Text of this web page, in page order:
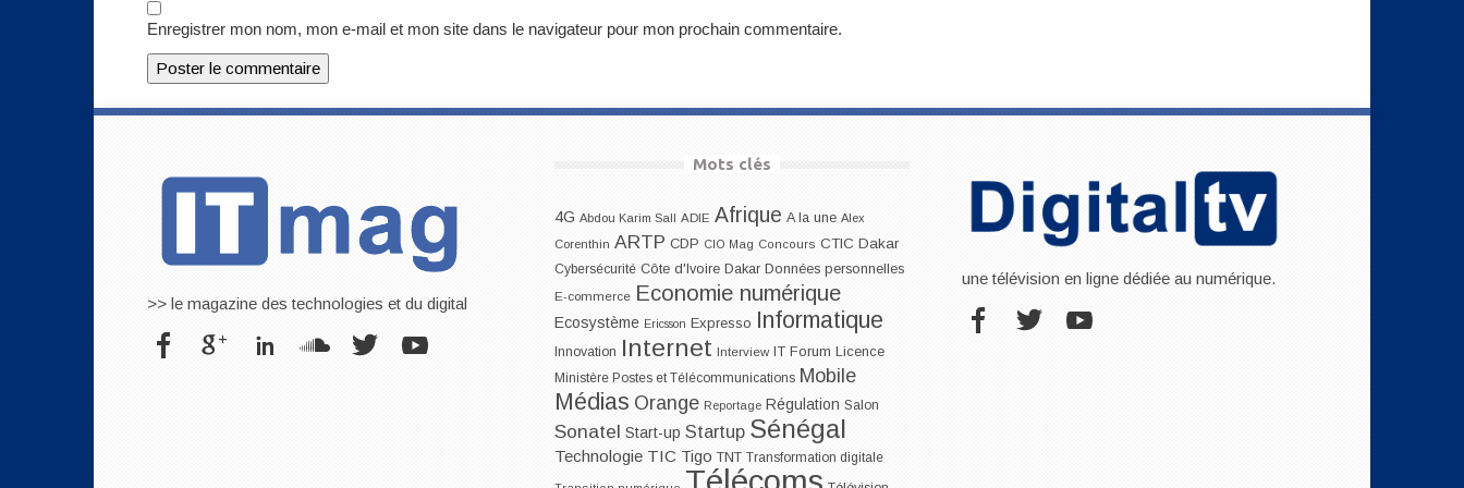
Enregistrer mon nom, mon e-mail et mon site dans le navigateur pour mon prochain commentaire.
>> le magazine des technologies et du digital
Mots clés
4G Abdou Karim Sall ADIE Afrique A la une Alex
Corenthin ARTP CDP CIO Mag Concours CTIC Dakar
Cybersécurité Côte d'Ivoire Dakar Données personnelles
E-commerce Economie numérique
Ecosystème Ericsson Expresso Informatique
Innovation Internet Interview IT Forum Licence
Ministère Postes et Télécommunications Mobile
Médias Orange Reportage Régulation Salon
Sonatel Start-up Startup Sénégal
Technologie TIC Tigo TNT Transformation digitale
une télévision en ligne dédiée au numérique.